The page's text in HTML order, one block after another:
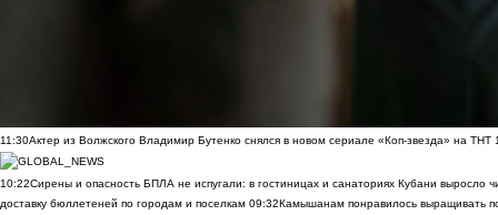
11:30Актер из Волжского Владимир Бутенко снялся в новом сериале «Коп-звезда» на ТНТ
10:22Сирены и опасность БПЛА не испугали: в гостиницах и санаториях Кубани выросло
доставку бюллетеней по городам и поселкам 09:32Камышанам понравилось выращивать